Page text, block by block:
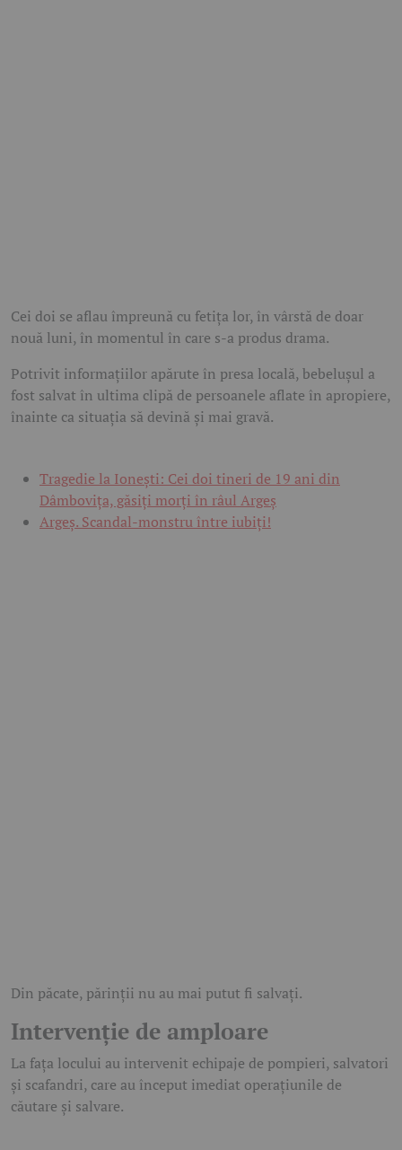
Cei doi se aflau împreună cu fetița lor, în vârstă de doar
nouă luni, în momentul în care s-a produs drama.
Potrivit informațiilor apărute în presa locală, bebelușul a
fost salvat în ultima clipă de persoanele aflate în apropiere,
înainte ca situația să devină și mai gravă.
Tragedie la Ionești: Cei doi tineri de 19 ani din
Dâmbovița, găsiți morți în râul Argeș
Argeș. Scandal-monstru între iubiți!
Din păcate, părinții nu au mai putut fi salvați.
Intervenție de amploare
La fața locului au intervenit echipaje de pompieri, salvatori
și scafandri, care au început imediat operațiunile de
căutare și salvare.